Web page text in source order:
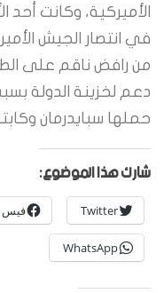
الأميركية، وكانت أحد
في انتصار الجيش
من رافض ناقم على
دعم لخزينة الدولة
حملها سبايدرمان
شارك هذا الموضوع:
Twitter فيس
WhatsApp